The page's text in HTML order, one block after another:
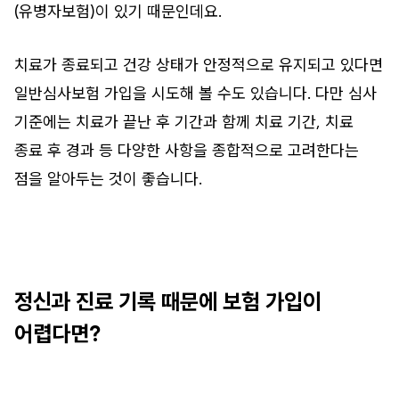
(유병자보험)이 있기 때문인데요.
치료가 종료되고 건강 상태가 안정적으로 유지되고 있다면
일반심사보험 가입을 시도해 볼 수도 있습니다. 다만 심사
기준에는 치료가 끝난 후 기간과 함께 치료 기간, 치료
종료 후 경과 등 다양한 사항을 종합적으로 고려한다는
점을 알아두는 것이 좋습니다.
정신과 진료 기록 때문에 보험 가입이
어렵다면?